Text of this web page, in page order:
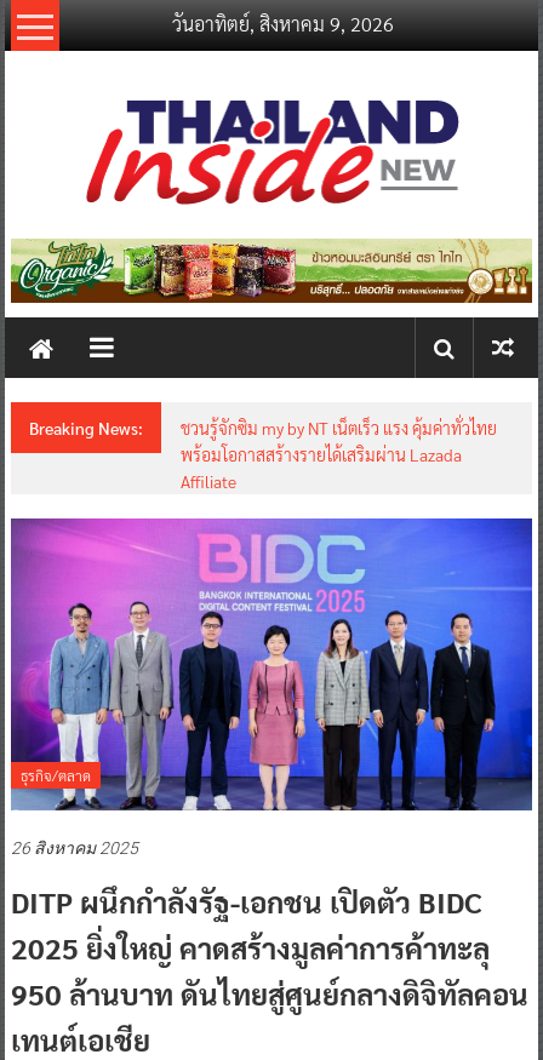
Skip
to
วันอาทิตย์, สิงหาคม 9, 2026
thailandinsidenew.com
Thailand
New
Breaking News:
ชวนรู้จักซิม my by NT เน็ตเร็ว แรง คุ้มค่าทั่วไทย
พร้อมโอกาสสร้างรายได้เสริมผ่าน Lazada
Affiliate
ธุรกิจ/ตลาด
26 สิงหาคม 2025
DITP ผนึกกำลังรัฐ-เอกชน เปิดตัว BIDC
2025 ยิ่งใหญ่ คาดสร้างมูลค่าการค้าทะลุ
950 ล้านบาท ดันไทยสู่ศูนย์กลางดิจิทัลคอน
เทนต์เอเชีย